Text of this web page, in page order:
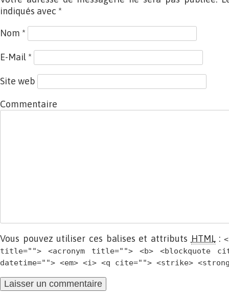
indiqués avec *
Nom *
E-Mail *
Site web
Commentaire
Vous pouvez utiliser ces balises et attributs HTML:
title=""> <acronym title=""> <b> <blockquote
datetime=""> <em> <i> <q cite=""> <strike>